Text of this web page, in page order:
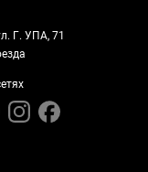
Г. УПА, 71